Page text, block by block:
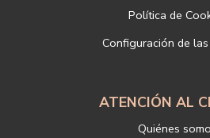
Si desea ampliar información sobre la
https://www.libreriadeportiva.com/
Política de
Configuración de
ATENCIÓN AL
Quiénes